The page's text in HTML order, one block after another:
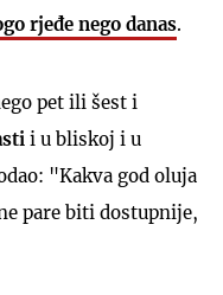
rjeđe nego danas.
pet ili šest i
i u bliskoj i u
"Kakva god oluja
pare biti dostupnije,